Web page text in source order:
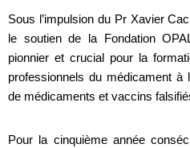
Sous l’impulsion du Pr Xavier
le soutien de la Fondation
pionnier et crucial pour la
professionnels du médicament
de médicaments et vaccins
Pour la cinquième année